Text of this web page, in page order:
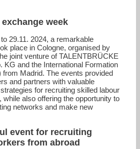
week
29.11. 2024, a remarkable
place in Cologne, organised by
joint venture of TALENTBRÜCKE
KG and the International Formation
from Madrid. The events provided
and partners with valuable
for recruiting skilled labour
while also offering the opportunity to
networks and make new
event for recruiting
from abroad